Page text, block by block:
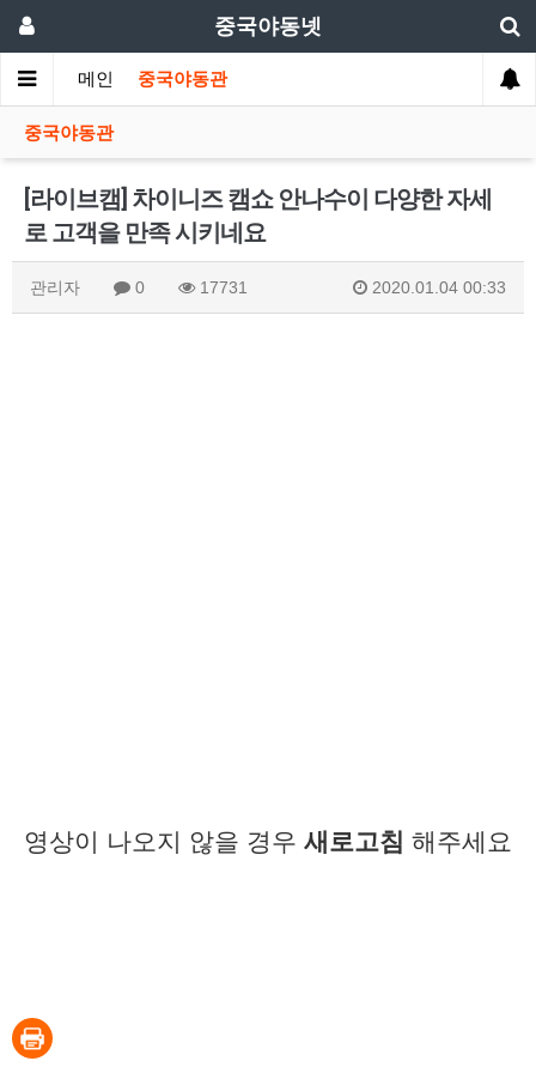
중국야동넷
메인 중국야동관
중국야동관
[라이브캠] 차이니즈 캠쇼 안나수이 다양한 자세
로 고객을 만족 시키네요
관리자 0 17731 2020.01.04 00:33
영상이 나오지 않을 경우 새로고침 해주세요